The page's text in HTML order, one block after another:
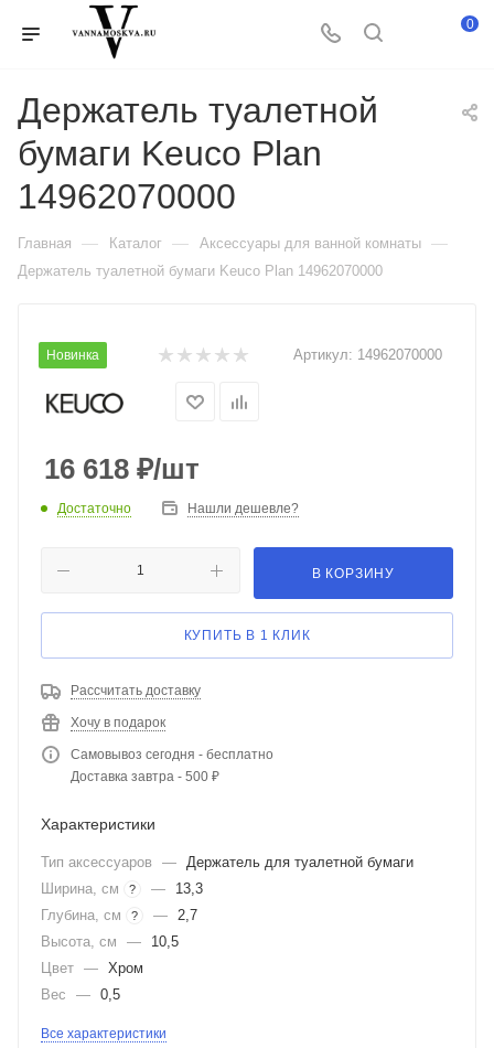
0
Держатель туалетной
бумаги Keuco Plan
14962070000
Главная — Каталог — Аксессуары для ванной комнаты —
Держатель туалетной бумаги Keuco Plan 14962070000
Новинка Артикул: 14962070000
16 618 ₽/шт
Достаточно Нашли дешевле?
В КОРЗИНУ
КУПИТЬ В 1 КЛИК
Рассчитать доставку
Хочу в подарок
Самовывоз сегодня - бесплатно
Доставка завтра - 500 ₽
Характеристики
Тип аксессуаров — Держатель для туалетной бумаги
Ширина, см
? —
13,3
Глубина, см
? — 2,7
Высота, см
—
10,5
Цвет — Хром
Вес
— 0,5
Все характеристики